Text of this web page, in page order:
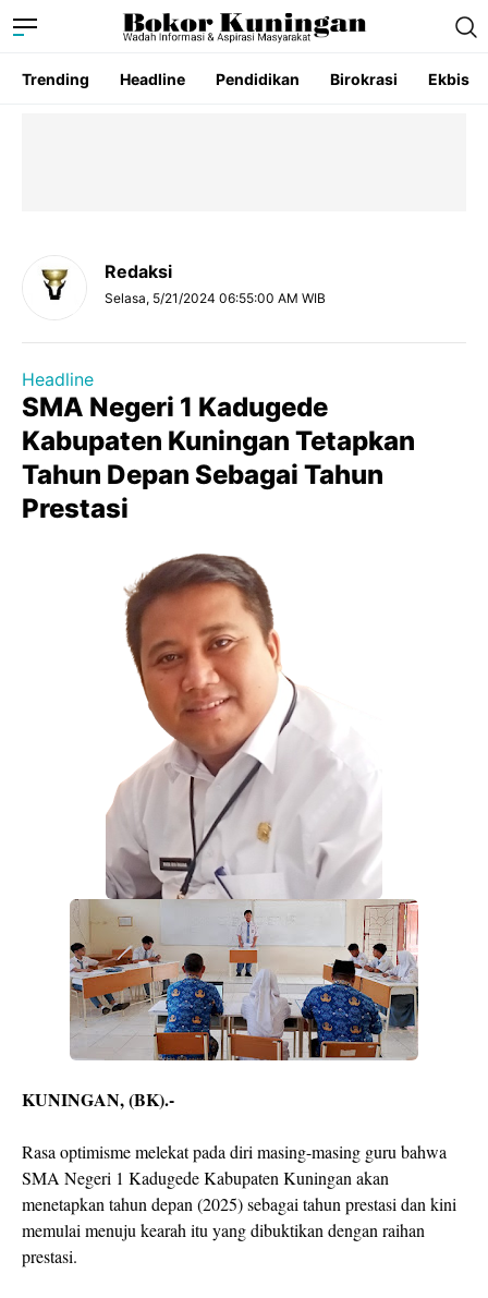
Trending Headline Pendidikan Birokrasi Ekbis
Redaksi
Selasa, 5/21/2024 06:55:00 AM WIB
Headline
SMA Negeri 1 Kadugede
Kabupaten Kuningan Tetapkan
Tahun Depan Sebagai Tahun
Prestasi
KUNINGAN, (BK).-
Rasa optimisme melekat pada diri masing-masing guru bahwa
SMA Negeri 1 Kadugede Kabupaten Kuningan akan
menetapkan tahun depan (2025) sebagai tahun prestasi dan kini
memulai menuju kearah itu yang dibuktikan dengan raihan
prestasi.